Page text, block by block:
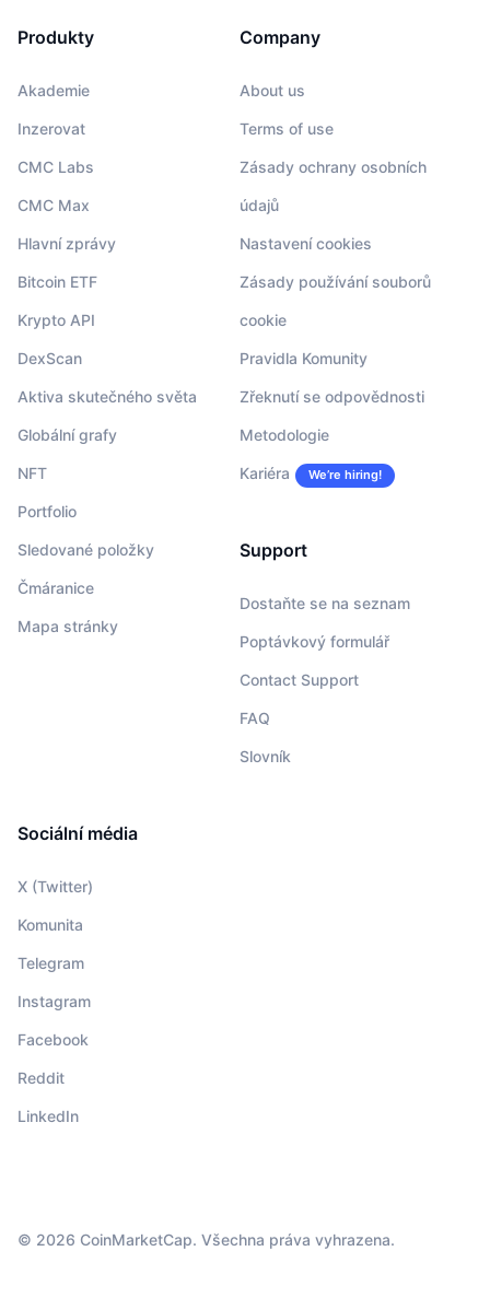
Produkty
Akademie
Inzerovat
CMC Labs
CMC Max
Hlavní zprávy
Bitcoin ETF
Krypto API
DexScan
Aktiva skutečného světa
Globální grafy
NFT
Portfolio
Sledované položky
Čmáranice
Mapa stránky
Company
About us
Terms of use
Zásady ochrany osobních
údajů
Nastavení cookies
Zásady používání souborů
cookie
Pravidla Komunity
Zřeknutí se odpovědnosti
Metodologie
Kariéra We’re hiring!
Support
Dostaňte se na seznam
Poptávkový formulář
Contact Support
FAQ
Slovník
Sociální média
X (Twitter)
Komunita
Telegram
Instagram
Facebook
Reddit
LinkedIn
© 2026 CoinMarketCap. Všechna práva vyhrazena.